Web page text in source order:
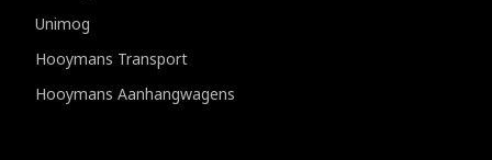
Unimog
Hooymans Transport
Hooymans Aanhangwagens